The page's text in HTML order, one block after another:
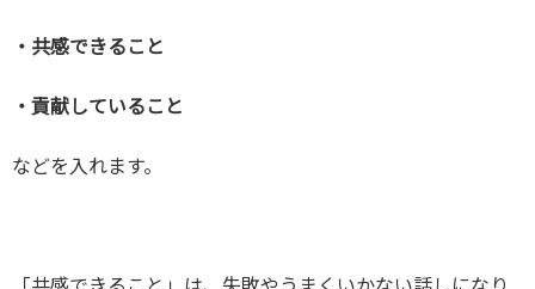
・共感できること
・貢献していること
などを入れます。